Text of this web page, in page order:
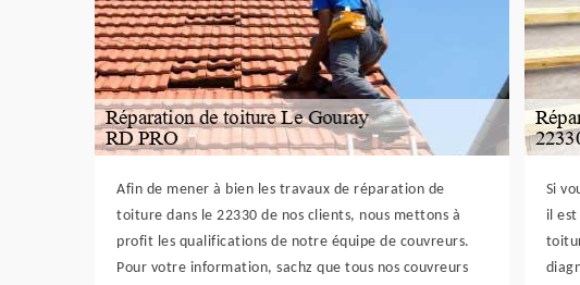
Afin de mener à bien les travaux de réparation de
toiture dans le 22330 de nos clients, nous mettons à
profit les qualifications de notre équipe de couvreurs.
Pour votre information, sachz que tous nos couvreurs
Si
il